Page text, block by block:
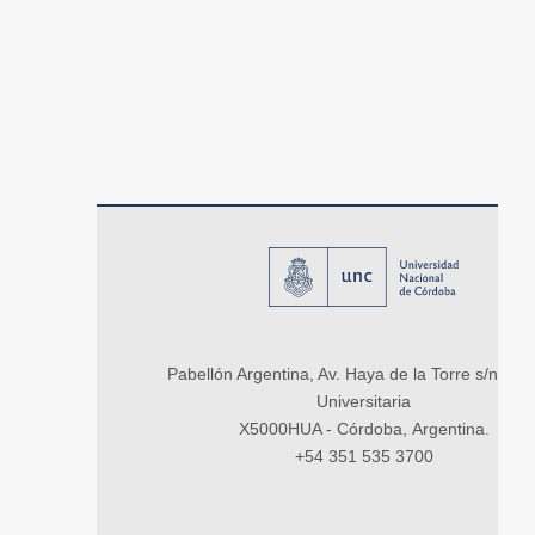
Pabellón Argentina, Av. Haya de la Torre s/n,
Universitaria
X5000HUA - Córdoba, Argentina.
+54 351 535 3700